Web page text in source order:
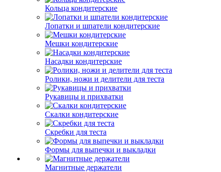
Кольца кондитерские
Лопатки и шпатели кондитерские
Мешки кондитерские
Насадки кондитерские
Ролики, ножи и делители для теста
Рукавицы и прихватки
Скалки кондитерские
Скребки для теста
Формы для выпечки и выкладки
Магнитные держатели